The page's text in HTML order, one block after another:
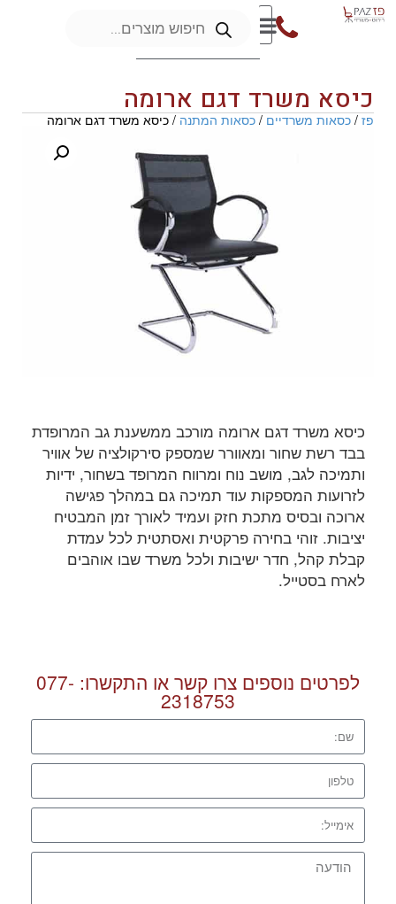
כיסא משרד דגם ארומה
פז/כסאות משרדיים/כסאות המתנה/ כיסא משרד דגם ארומה
כיסא משרד דגם ארומה מורכב ממשענת גב המרופדת
בבד רשת שחור ומאוורר שמספק סירקולציה של אוויר
ותמיכה לגב, מושב נוח ומרווח המרופד בשחור, ידיות
לזרועות המספקות עוד תמיכה גם במהלך פגישה
ארוכה ובסיס מתכת חזק ועמיד לאורך זמן המבטיח
יציבות. זוהי בחירה פרקטית ואסתטית לכל עמדת
קבלת קהל, חדר ישיבות ולכל משרד שבו אוהבים
לארח בסטייל.
לפרטים נוספים צרו קשר או התקשרו: 077-
2318753